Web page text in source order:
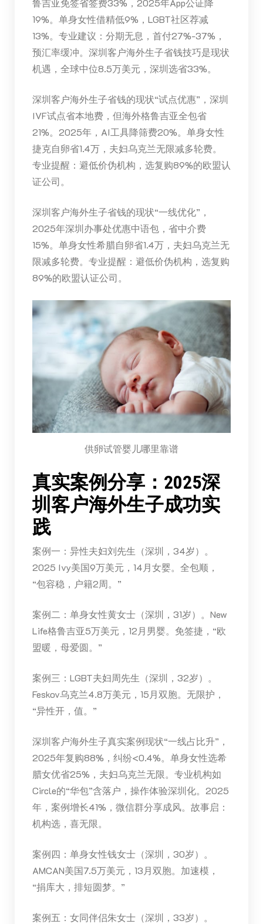
鲁吉亚免签省签费33%，2025年App公证降
19%。单身女性借精低9%，LGBT社区荐减
13%。专业建议：分期无息，首付27%-37%，
预汇率缓冲。深圳客户海外生子省钱技巧是现状
机遇，全球中位8.5万美元，深圳选省33%。
深圳客户海外生子省钱的现状“试点优惠”，深圳
IVF试点省本地费，但海外格鲁吉亚全包省
21%。2025年，AI工具降筛费20%。单身女性
捷克自卵省1.4万，夫妇乌克兰无限减多轮费。
专业提醒：避低价伪机构，选复购89%的欧盟认
证公司。
深圳客户海外生子省钱的现状“一线优化”，
2025年深圳办事处优惠中语包，省中介费
15%。单身女性希腊自卵省1.4万，夫妇乌克兰无
限减多轮费。专业提醒：避低价伪机构，选复购
89%的欧盟认证公司。
供卵试管婴儿哪里靠谱
真实案例分享：2025深
圳客户海外生子成功实
践
案例一：异性夫妇刘先生（深圳，34岁）。
2025 Ivy美国9万美元，14月女婴。全包顺，
“包容稳，户籍2周。”
案例二：单身女性黄女士（深圳，31岁）。New
Life格鲁吉亚5万美元，12月男婴。免签捷，“欧
盟暖，母爱圆。”
案例三：LGBT夫妇周先生（深圳，32岁）。
Feskov乌克兰4.8万美元，15月双胞。无限护，
“异性开，值。”
深圳客户海外生子真实案例现状“一线占比升”，
2025年复购88%，纠纷<0.4%。单身女性选希
腊女优省25%，夫妇乌克兰无限。专业机构如
Circle的“华包”含落户，操作体验深圳化。2025
年，案例增长41%，微信群分享成风。故事启：
机构选，喜无限。
案例四：单身女性钱女士（深圳，30岁）。
AMCAN美国7.5万美元，13月双胞。加速模，
“捐库大，排短圆梦。”
案例五：女同伴侣朱女士（深圳，33岁）。